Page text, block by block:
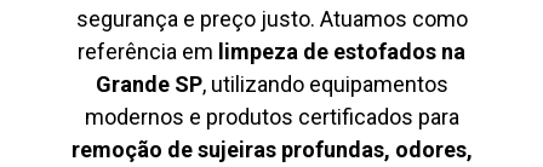
segurança e preço justo. Atuamos como
referência em limpeza de estofados na
Grande SP, utilizando equipamentos
modernos e produtos certificados para
remoção de sujeiras profundas, odores,